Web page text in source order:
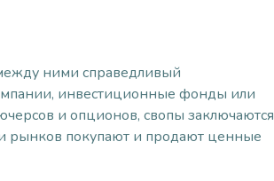
ними справедливый
инвестиционные фонды или
и опционов, свопы заключаются
рынков покупают и продают ценные